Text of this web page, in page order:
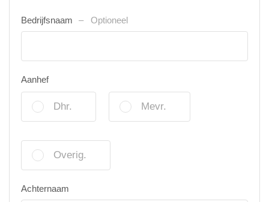
Bedrijfsnaam Optioneel
Aanhef
Dhr. Mevr.
Overig.
Achternaam